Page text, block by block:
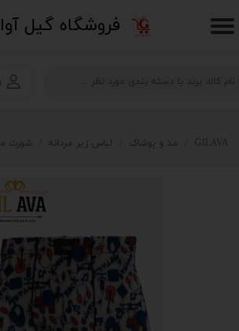
​فروشگاه گیل آوا
حساب کاربری من
خروج از حساب کاربری
GILAVA مد و پوشاک لباس زیر مردانه شورت